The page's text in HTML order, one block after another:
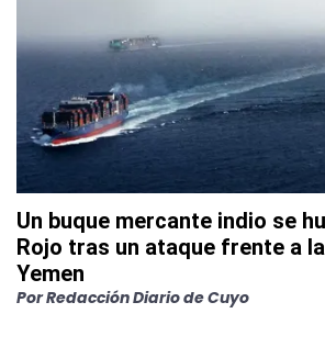
Un buque mercante indio se
Rojo tras un ataque frente a
Yemen
PorRedacción Diario de Cuyo